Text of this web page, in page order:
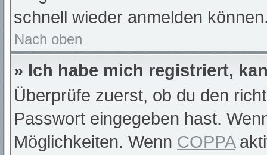
schnell wieder anmelden
Nach oben
» Ich habe mich registriert,
Überprüfe zuerst, ob du den
Passwort eingegeben hast.
Möglichkeiten. Wenn COPPA